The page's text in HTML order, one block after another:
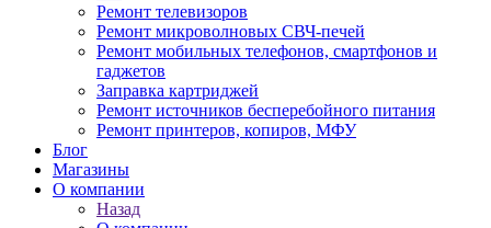
Ремонт телевизоров
Ремонт микроволновых СВЧ-печей
Ремонт мобильных телефонов, смартфонов и
гаджетов
Заправка картриджей
Ремонт источников бесперебойного питания
Ремонт принтеров, копиров, МФУ
Блог
Магазины
О компании
Назад